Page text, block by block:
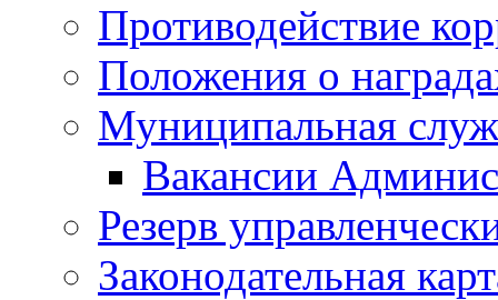
Противодействие
Положения о
Муниципальная
Вакансии
Резерв
Законодательная